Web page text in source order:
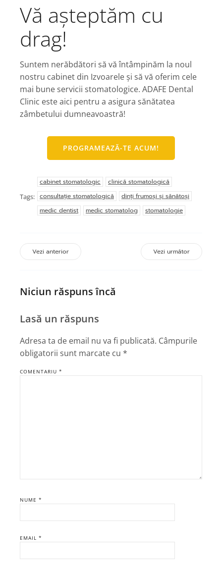
Vă așteptăm cu
drag!
Suntem nerăbdători să vă întâmpinăm la noul
nostru cabinet din Izvoarele și să vă oferim cele
mai bune servicii stomatologice. ADAFE Dental
Clinic este aici pentru a asigura sănătatea
zâmbetului dumneavoastră!
PROGRAMEAZĂ-TE ACUM!
Tags:
cabinet stomatologic
clinică stomatologică
consultație stomatologică
dinți frumoși și sănătoși
medic dentist
medic stomatolog stomatologie
Vezi anterior Vezi următor
Niciun răspuns încă
Lasă un răspuns
Adresa ta de email nu va fi publicată. Câmpurile
obligatorii sunt marcate cu *
COMENTARIU *
NUME *
EMAIL *